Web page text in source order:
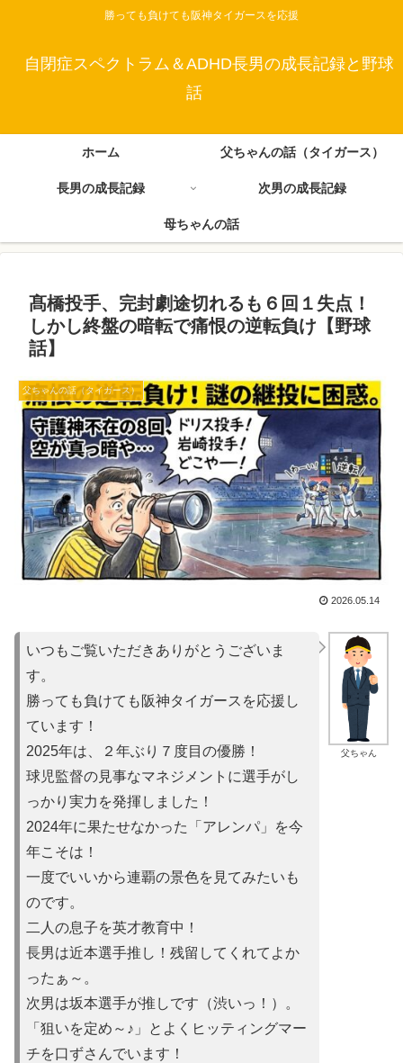
勝っても負けても阪神タイガースを応援
自閉症スペクトラム＆ADHD長男の成長記録と野球
話
ホーム 父ちゃんの話（タイガース）
長男の成長記録 次男の成長記録
母ちゃんの話
髙橋投手、完封劇途切れるも６回１失点！
しかし終盤の暗転で痛恨の逆転負け【野球
話】
父ちゃんの話（タイガース）
2026.05.14
父ちゃん
いつもご覧いただきありがとうございま
す。
勝っても負けても阪神タイガースを応援し
ています！
2025年は、２年ぶり７度目の優勝！
球児監督の見事なマネジメントに選手がし
っかり実力を発揮しました！
2024年に果たせなかった「アレンパ」を今
年こそは！
一度でいいから連覇の景色を見てみたいも
のです。
二人の息子を英才教育中！
長男は近本選手推し！残留してくれてよか
ったぁ～。
次男は坂本選手が推しです（渋いっ！）。
「狙いを定め～♪」とよくヒッティングマー
チを口ずさんでいます！